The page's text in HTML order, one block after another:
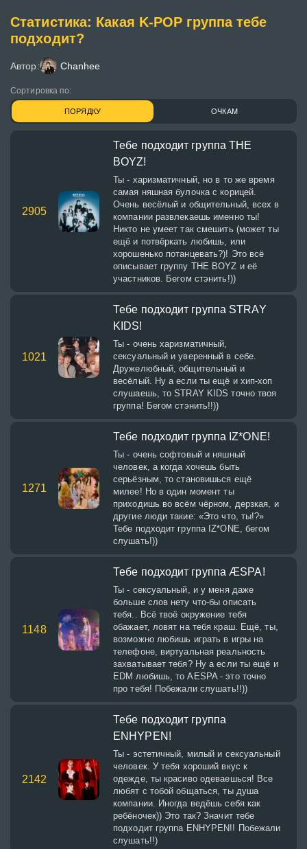
Статистика: Какая K-POP группа тебе
подходит?
Автор: Chanhee
Сортировка по:
ПОРЯДКУ ОЧКАМ
2905
Тебе подходит группа THE
BOYZ!
Ты - харизматичный, но в то же время
самая няшная булочка с корицей.
Очень весёлый и общительный, всех в
компании развлекаешь именно ты!
Никто не умеет так смешить (может ты
ещё и потвёркать любишь, или
хорошенько потанцевать?)! Это всё
описывает группу THE BOYZ и её
участников. Бегом стэнить!))
1021
Тебе подходит группа STRAY
KIDS!
Ты - очень харизматичный,
сексуальный и уверенный в себе.
Дружелюбный, общительный и
весёлый. Ну а если ты ещё и хип-хоп
слушаешь, то STRAY KIDS точно твоя
группа! Бегом стэнить!!))
1271
Тебе подходит группа IZ*ONE!
Ты - очень софтовый и няшный
человек, а когда хочешь быть
серьёзным, то становишься ещё
милее! Но в один момент ты
приходишь во всём чёрном, дерзкая, и
другие люди такие: «Это что, ты!?»
Тебе подходит группа IZ*ONE, бегом
слушать!))
1148
Тебе подходит группа ÆSPA!
Ты - сексуальный, и у меня даже
больше слов нету что-бы описать
тебя.. Всё твоё окружение тебя
обажает, ловят на тебя краш. Ещё, ты,
возможно любишь играть в игры на
телефоне, виртуальная реальность
захватывает тебя? Ну а если ты ещё и
EDM любишь, то AESPA - это точно
про тебя! Побежали слушать!!))
2142
Тебе подходит группа
ENHYPEN!
Ты - эстетичный, милый и сексуальный
человек. У тебя хороший вкус к
одежде, ты красиво одеваешься! Все
любят с тобой общаться, ты душа
компании. Иногда ведёшь себя как
ребёночек)) Это так? Значит тебе
подходит группа ENHYPEN!! Побежали
слушать!!)